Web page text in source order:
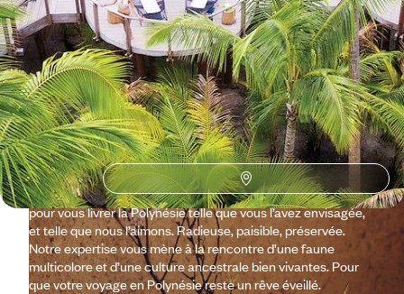
Pourquoi partir avec
Voyageursen Polynésie?
La Polynésie fait écho à bien des rêves. De paradis. De
déconnexion pure. Un imaginaire tout en lagons et en sable
farine qui nous suit parfois depuis l’enfance, ou qui est
apparu plus tard, à la faveur d’une rencontre. Et parce que
nous savons qu’il n’y a rien de plus triste qu’un rêve déçu,
nous faisons chez Voyageurs tout ce qui est en notre pouvoir
pour vous livrer la Polynésie telle que vous l’avez envisagée,
et telle que nous l’aimons. Radieuse, paisible, préservée.
Notre expertise vous mène à la rencontre d’une faune
multicolore et d’une culture ancestrale bien vivantes. Pour
que votre voyage en Polynésie reste un rêve éveillé.